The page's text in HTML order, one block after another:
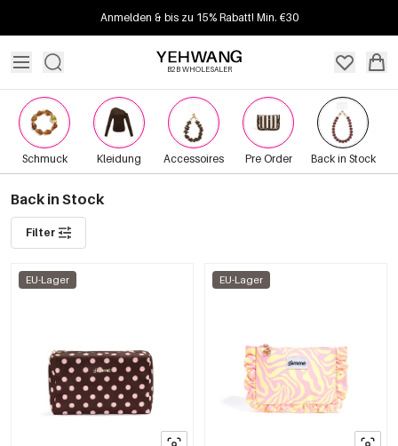
Anmelden & bis zu 15% Rabatt! Min. €30
B2B WHOLESALER
Schmuck Kleidung Accessoires Pre Order Back in Stock
Back in Stock
Filter
EU-Lager EU-Lager